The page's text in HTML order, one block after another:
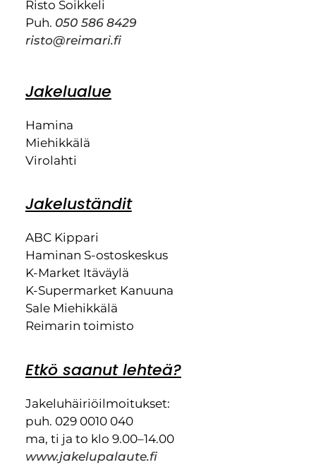
Risto Soikkeli
Puh. 050 586 8429
risto@reimari.fi
Jakelualue
Hamina
Miehikkälä
Virolahti
Jakeluständit
ABC Kippari
Haminan S-ostoskeskus
K-Market Itäväylä
K-Supermarket Kanuuna
Sale Miehikkälä
Reimarin toimisto
Etkö saanut lehteä?
Jakeluhäiriöilmoitukset:
puh. 029 0010 040
ma, ti ja to klo 9.00–14.00
www.jakelupalaute.fi